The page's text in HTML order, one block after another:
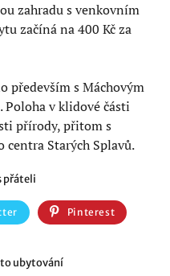
zahradu s venkovním
začíná na 400 Kč za
především s Máchovým
v klidové části
přírody, přitom s
Starých Splavů.
přáteli
Pinterest
ubytování